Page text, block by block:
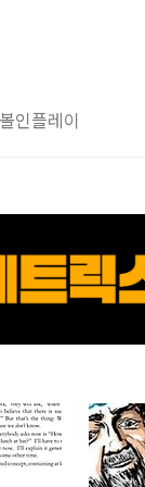
인플레이